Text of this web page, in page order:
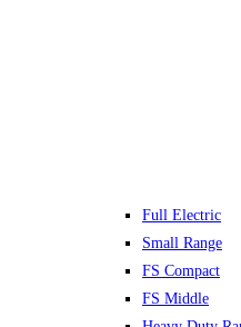
Full Electric
Small Range
FS Compact
FS Middle